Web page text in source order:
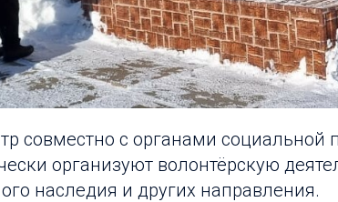
совместно с органами социальной
организуют волонтёрскую
наследия и других направления.